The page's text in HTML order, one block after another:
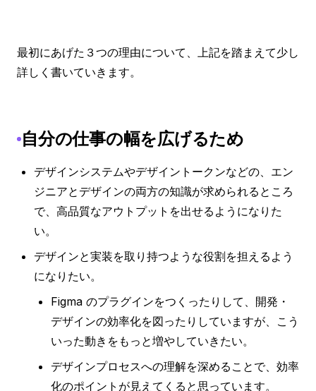
最初にあげた３つの理由について、上記を踏まえて少し
詳しく書いていきます。
自分の仕事の幅を広げるため
デザインシステムやデザイントークンなどの、エン
ジニアとデザインの両方の知識が求められるところ
で、高品質なアウトプットを出せるようになりた
い。
デザインと実装を取り持つような役割を担えるよう
になりたい。
Figma のプラグインをつくったりして、開発・
デザインの効率化を図ったりしていますが、こう
いった動きをもっと増やしていきたい。
デザインプロセスへの理解を深めることで、効率
化のポイントが見えてくると思っています。